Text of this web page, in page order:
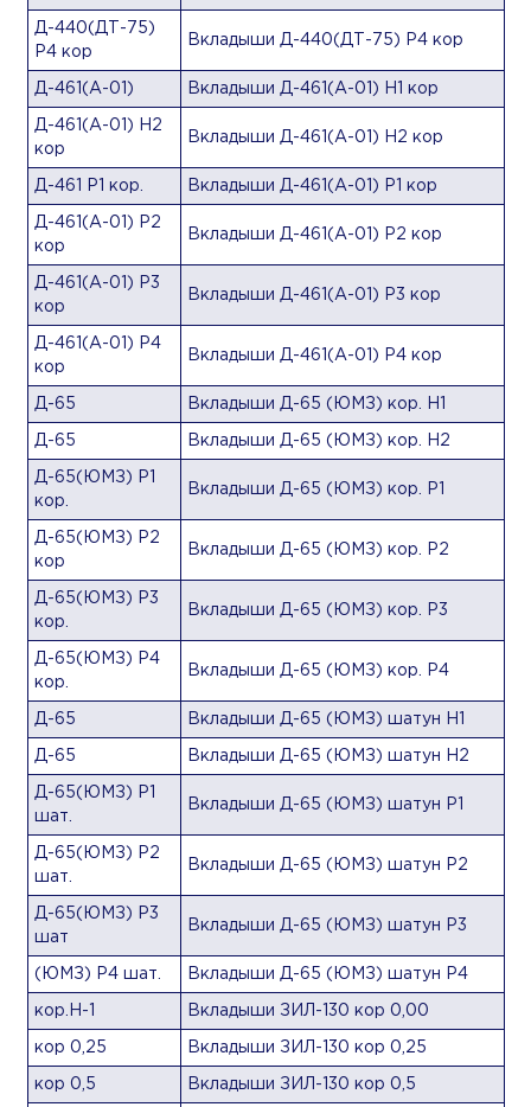
Д-440(ДТ-75)
Р4 кор
Вкладыши Д-440(ДТ-75) Р4 кор
Д-461(А-01) Вкладыши Д-461(А-01) Н1 кор
Д-461(А-01) Н2
кор
Вкладыши Д-461(А-01) Н2 кор
Д-461 Р1 кор. Вкладыши Д-461(А-01) Р1 кор
Д-461(А-01) Р2
кор
Вкладыши Д-461(А-01) Р2 кор
Д-461(А-01) Р3
кор
Вкладыши Д-461(А-01) Р3 кор
Д-461(А-01) Р4
кор
Вкладыши Д-461(А-01) Р4 кор
Д-65 Вкладыши Д-65 (ЮМЗ) кор. Н1
Д-65 Вкладыши Д-65 (ЮМЗ) кор. Н2
Д-65(ЮМЗ) Р1
кор.
Вкладыши Д-65 (ЮМЗ) кор. Р1
Д-65(ЮМЗ) Р2
кор
Вкладыши Д-65 (ЮМЗ) кор. Р2
Д-65(ЮМЗ) Р3
кор.
Вкладыши Д-65 (ЮМЗ) кор. Р3
Д-65(ЮМЗ) Р4
кор.
Вкладыши Д-65 (ЮМЗ) кор. Р4
Д-65 Вкладыши Д-65 (ЮМЗ) шатун Н1
Д-65 Вкладыши Д-65 (ЮМЗ) шатун Н2
Д-65(ЮМЗ) Р1
шат.
Вкладыши Д-65 (ЮМЗ) шатун Р1
Д-65(ЮМЗ) Р2
шат.
Вкладыши Д-65 (ЮМЗ) шатун Р2
Д-65(ЮМЗ) Р3
шат
Вкладыши Д-65 (ЮМЗ) шатун Р3
(ЮМЗ) Р4 шат. Вкладыши Д-65 (ЮМЗ) шатун Р4
кор.Н-1 Вкладыши ЗИЛ-130 кор 0,00
кор 0,25 Вкладыши ЗИЛ-130 кор 0,25
кор 0,5 Вкладыши ЗИЛ-130 кор 0,5